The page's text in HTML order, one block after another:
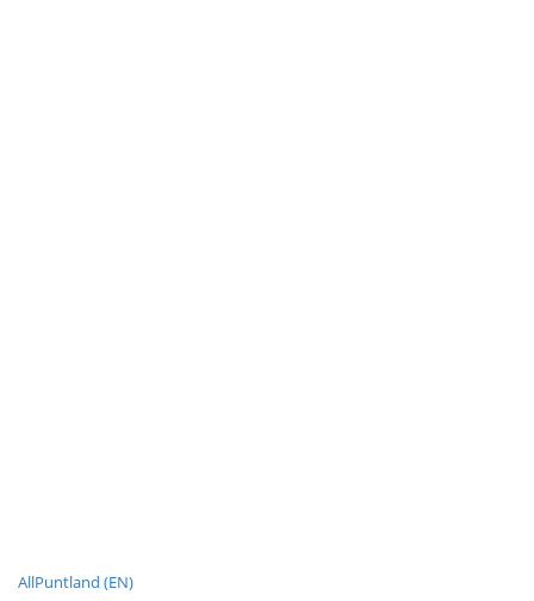
AllPuntland (EN)